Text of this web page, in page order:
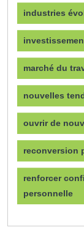
industries
marché du
nouvelles
ouvrir de
reconversion
renforcer
personnelle